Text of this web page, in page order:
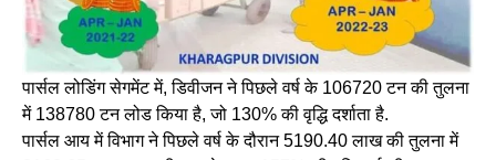
पार्सल लोडिंग सेगमेंट में, डिवीजन ने पिछले वर्ष के 106720 टन की तुलना
में 138780 टन लोड किया है, जो 130% की वृद्धि दर्शाता है.
पार्सल आय में विभाग ने पिछले वर्ष के दौरान 5190.40 लाख की तुलना में